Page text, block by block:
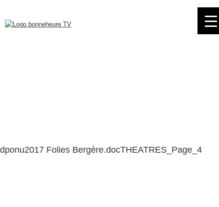
navigation
dponu2017 Folies Bergère.docTHEATRES_Page_4